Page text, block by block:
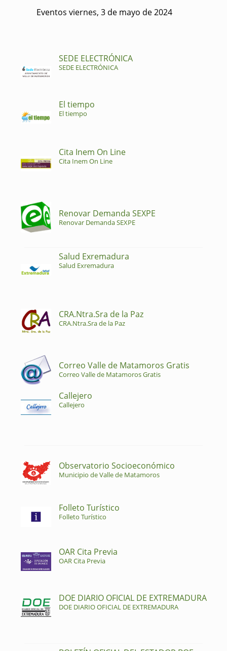
Eventos viernes, 3 de mayo de 2024
SEDE ELECTRÓNICA
SEDE ELECTRÓNICA
El tiempo
El tiempo
Cita Inem On Line
Cita Inem On Line
Renovar Demanda SEXPE
Renovar Demanda SEXPE
Salud Exremadura
Salud Exremadura
CRA.Ntra.Sra de la Paz
CRA.Ntra.Sra de la Paz
Correo Valle de Matamoros Gratis
Correo Valle de Matamoros Gratis
Callejero
Callejero
Observatorio Socioeconómico
Municipio de Valle de Matamoros
Folleto Turístico
Folleto Turístico
OAR Cita Previa
OAR Cita Previa
DOE DIARIO OFICIAL DE EXTREMADURA
DOE DIARIO OFICIAL DE EXTREMADURA